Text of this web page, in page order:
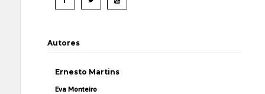
Autores
Ernesto Martins
Eva Monteiro